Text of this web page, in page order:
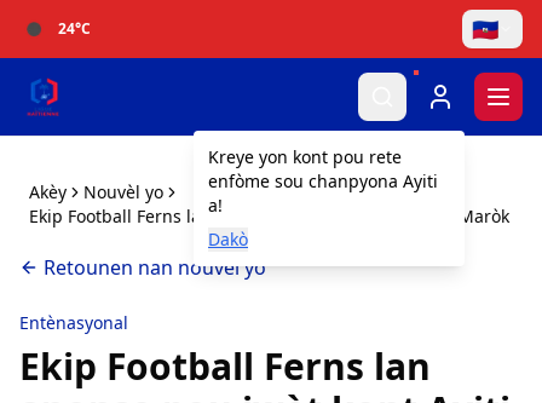
24°C 🇭🇹
Kreye yon kont pou rete
enfòme sou chanpyona Ayiti
a!
Dakò
Akèy
Nouvèl yo
Ekip Football Ferns lan anonse pou jwèt kont Ayiti ak Maròk
Retounen nan nouvèl yo
Entènasyonal
Ekip Football Ferns lan